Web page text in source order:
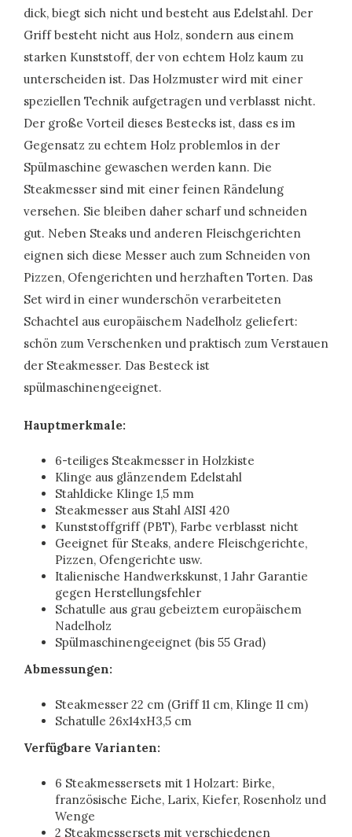
dick, biegt sich nicht und besteht aus Edelstahl. Der
Griff besteht nicht aus Holz, sondern aus einem
starken Kunststoff, der von echtem Holz kaum zu
unterscheiden ist. Das Holzmuster wird mit einer
speziellen Technik aufgetragen und verblasst nicht.
Der große Vorteil dieses Bestecks ist, dass es im
Gegensatz zu echtem Holz problemlos in der
Spülmaschine gewaschen werden kann. Die
Steakmesser sind mit einer feinen Rändelung
versehen. Sie bleiben daher scharf und schneiden
gut. Neben Steaks und anderen Fleischgerichten
eignen sich diese Messer auch zum Schneiden von
Pizzen, Ofengerichten und herzhaften Torten. Das
Set wird in einer wunderschön verarbeiteten
Schachtel aus europäischem Nadelholz geliefert:
schön zum Verschenken und praktisch zum Verstauen
der Steakmesser. Das Besteck ist
spülmaschinengeeignet.
Hauptmerkmale:
6-teiliges Steakmesser in Holzkiste
Klinge aus glänzendem Edelstahl
Stahldicke Klinge 1,5 mm
Steakmesser aus Stahl AISI 420
Kunststoffgriff (PBT), Farbe verblasst nicht
Geeignet für Steaks, andere Fleischgerichte,
Pizzen, Ofengerichte usw.
Italienische Handwerkskunst, 1 Jahr Garantie
gegen Herstellungsfehler
Schatulle aus grau gebeiztem europäischem
Nadelholz
Spülmaschinengeeignet (bis 55 Grad)
Abmessungen:
Steakmesser 22 cm (Griff 11 cm, Klinge 11 cm)
Schatulle 26x14xH3,5 cm
Verfügbare Varianten:
6 Steakmessersets mit 1 Holzart: Birke,
französische Eiche, Larix, Kiefer, Rosenholz und
Wenge
2 Steakmessersets mit verschiedenen